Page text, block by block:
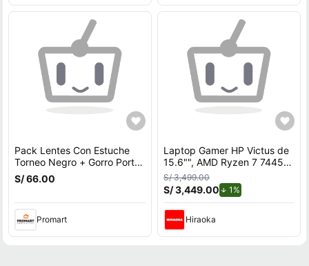
Pack Lentes Con Estuche
Torneo Negro + Gorro Porto
Azul
S/ 66.00
Promart
Laptop Gamer HP Victus de
15.6"", AMD Ryzen 7 7445H,
NVIDIA GeForce RTX 3050,
16GB RAM, disco sólido de
512GB, modelo 15-fb3020la
S/ 3,499.00
S/ 3,449.00 1%de descuento.
Hiraoka